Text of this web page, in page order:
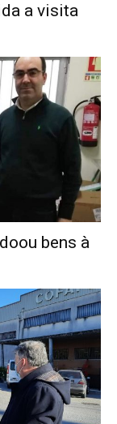
a visita
bens à